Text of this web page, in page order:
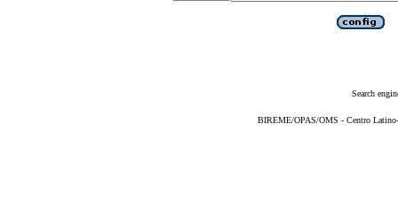
Search
BIREME/OPAS/OMS - Centro Latino-